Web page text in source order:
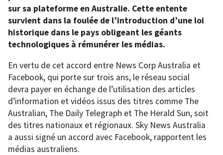
sur sa plateforme en Australie. Cette entente
survient dans la foulée de l’introduction d’une loi
historique dans le pays obligeant les géants
technologiques à rémunérer les médias.
En vertu de cet accord entre News Corp Australia et
Facebook, qui porte sur trois ans, le réseau social
devra payer en échange de l’utilisation des articles
d’information et vidéos issus des titres comme The
Australian, The Daily Telegraph et The Herald Sun, soit
des titres nationaux et régionaux. Sky News Australia
a aussi signé un accord avec Facebook, rapportent les
médias australiens.